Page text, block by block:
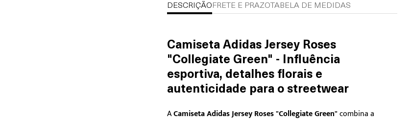
DESCRIÇÃO FRETE E PRAZOTABELA DE MEDIDAS
Camiseta Adidas Jersey Roses
"Collegiate Green" - Influência
esportiva, detalhes florais e
autenticidade para o streetwear
ACamiseta Adidas Jersey Roses "Collegiate Green"combina a